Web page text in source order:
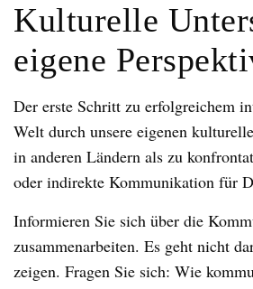
Kulturelle
eigene
Der erste Schritt zu erfolgreichem
Welt durch unsere eigenen
in anderen Ländern als zu
oder indirekte Kommunikation für
Informieren Sie sich über die
zusammenarbeiten. Es geht nicht
zeigen. Fragen Sie sich: Wie